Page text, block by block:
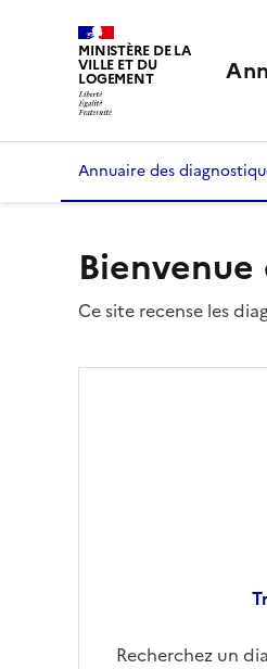
MINISTÈRE DE LA
VILLE ET DU
LOGEMENT
Annuaire des
Ce site recense les
Recherchez un